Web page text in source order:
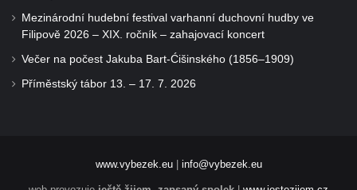
Mezinárodní hudební festival varhanní duchovní hudby ve
Filipově 2026 – XIX. ročník – zahajovací koncert
Večer na počest Jakuba Bart-Ćišinského (1856–1909)
Příměstský tábor 13. – 17. 7. 2026
www.vybezek.eu| info@vybezek.eu